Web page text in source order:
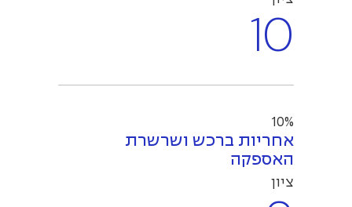
10
10%
אחריות ברכש ושרשרת
האספקה
ציון